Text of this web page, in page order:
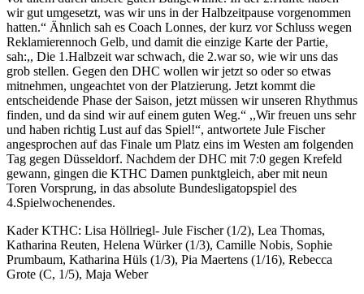
wir gut umgesetzt, was wir uns in der Halbzeitpause vorgenommen
hatten.“ Ähnlich sah es Coach Lonnes, der kurz vor Schluss wegen
Reklamierennoch Gelb, und damit die einzige Karte der Partie,
sah:,, Die 1.Halbzeit war schwach, die 2.war so, wie wir uns das
grob stellen. Gegen den DHC wollen wir jetzt so oder so etwas
mitnehmen, ungeachtet von der Platzierung. Jetzt kommt die
entscheidende Phase der Saison, jetzt müssen wir unseren Rhythmus
finden, und da sind wir auf einem guten Weg.“ ,,Wir freuen uns sehr
und haben richtig Lust auf das Spiel!“, antwortete Jule Fischer
angesprochen auf das Finale um Platz eins im Westen am folgenden
Tag gegen Düsseldorf. Nachdem der DHC mit 7:0 gegen Krefeld
gewann, gingen die KTHC Damen punktgleich, aber mit neun
Toren Vorsprung, in das absolute Bundesligatopspiel des
4.Spielwochenendes.
Kader KTHC: Lisa Höllriegl- Jule Fischer(1/2), Lea Thomas,
Katharina Reuten, Helena Würker(1/3), Camille Nobis, Sophie
Prumbaum, Katharina Hüls (1/3), Pia Maertens (1/16), Rebecca
Grote (C, 1/5), Maja Weber